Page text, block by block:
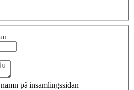
på insamlingssidan